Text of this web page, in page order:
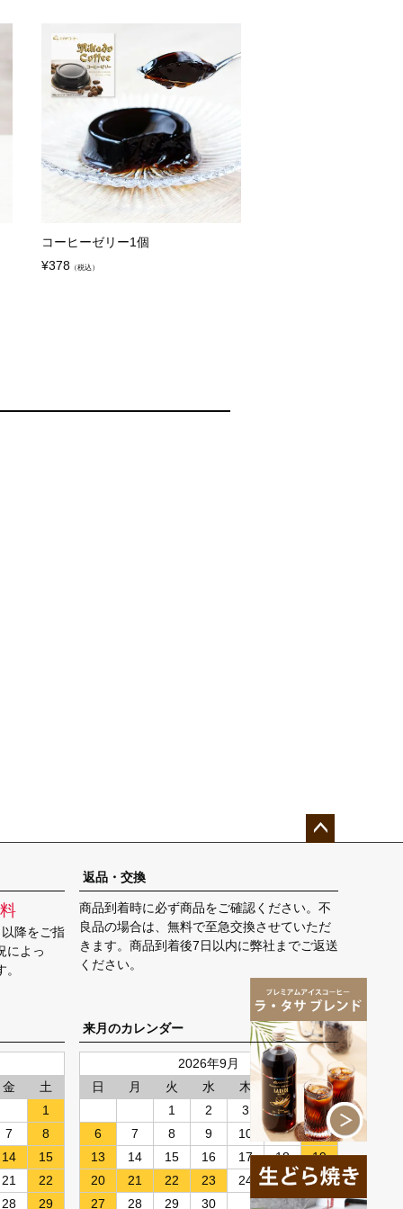
コーヒーゼリー1個
¥378 （税込）
ップ
へ
降をご指
によっ
返品・交換
商品到着時に必ず商品をご確認ください。不
良品の場合は、無料で至急交換させていただ
きます。商品到着後7日以内に弊社までご返送
ください。
金
土
1
7
8
14
15
21
22
28 29
来月のカレンダー
2026年9月
日
月 火 水 木 金
土
1
2 3 4
5
6
7 8 9 10 11
12
13
14 15 16 17 18
19
20
21 22 23 24 25
26
27
28 29 30